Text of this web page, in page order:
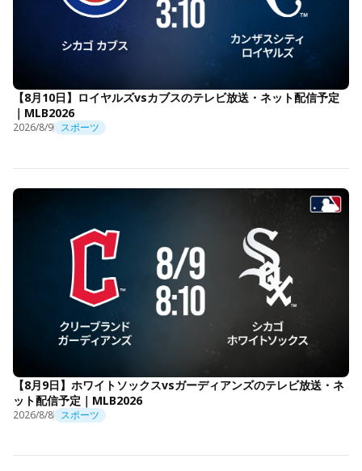
【8月10日】ロイヤルズvsカブスのテレビ放送・ネット配信予定
｜MLB2026
2026/8/9 スポーツ
【8月9日】ホワイトソックスvsガーディアンズのテレビ放送・ネ
ット配信予定｜MLB2026
2026/8/8 スポーツ